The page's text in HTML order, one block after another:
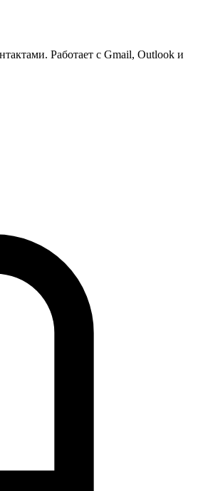
Работает с Gmail, Outlook и